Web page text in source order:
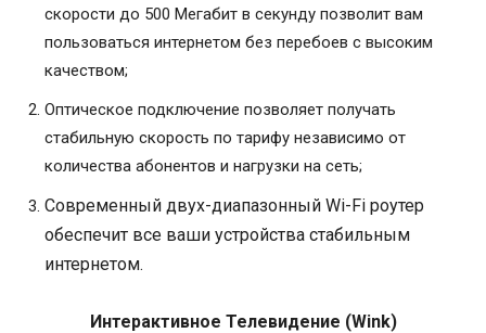
скорости до 500 Мегабит в секунду позволит вам
пользоваться интернетом без перебоев с высоким
качеством;
Оптическое подключение позволяет получать
стабильную скорость по тарифу независимо от
количества абонентов и нагрузки на сеть;
Современный двух-диапазонный Wi-Fi роутер
обеспечит все ваши устройства стабильным
интернетом.
Интерактивное Телевидение (Wink)